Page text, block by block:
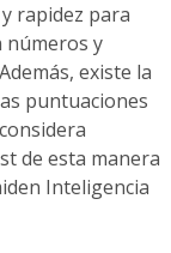
rapidez para
números y
existe la
puntuaciones
de esta manera
Inteligencia